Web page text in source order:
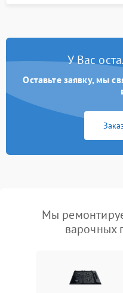
У Вас
Оставьте заявку, мы
Мы
варочных